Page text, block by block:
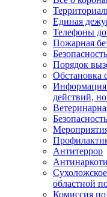
Единая
Телефоны
Пожарная
Порядок
Обстановка
Информация
действий,
Антитеррор
областной
Комиссия